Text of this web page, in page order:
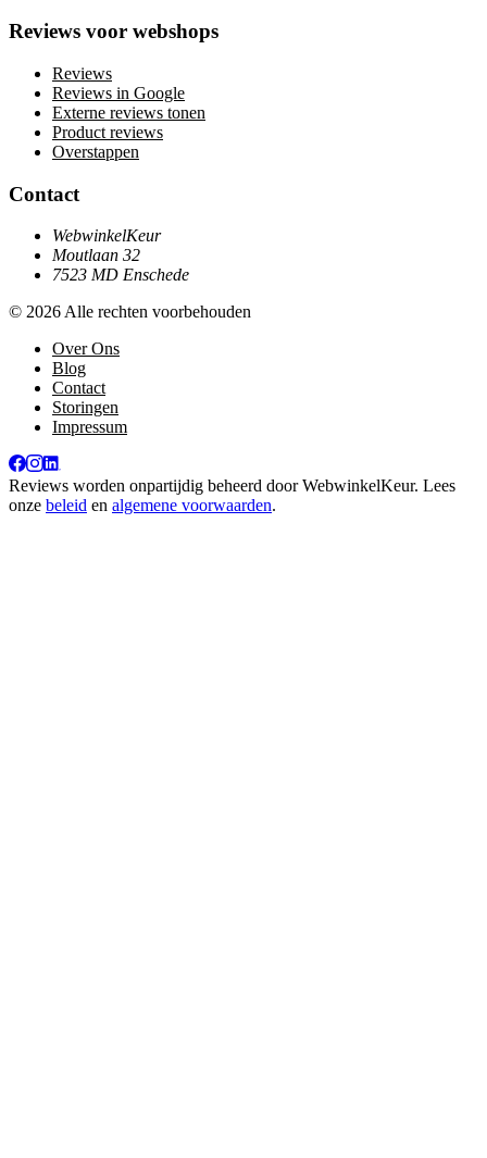
Reviews voor webshops
Reviews
Reviews in Google
Externe reviews tonen
Product reviews
Overstappen
Contact
WebwinkelKeur
Moutlaan 32
7523 MD Enschede
© 2026 Alle rechten voorbehouden
Over Ons
Blog
Contact
Storingen
Impressum
Reviews worden onpartijdig beheerd doorWebwinkelKeur. Lees
onze beleid en algemene voorwaarden.